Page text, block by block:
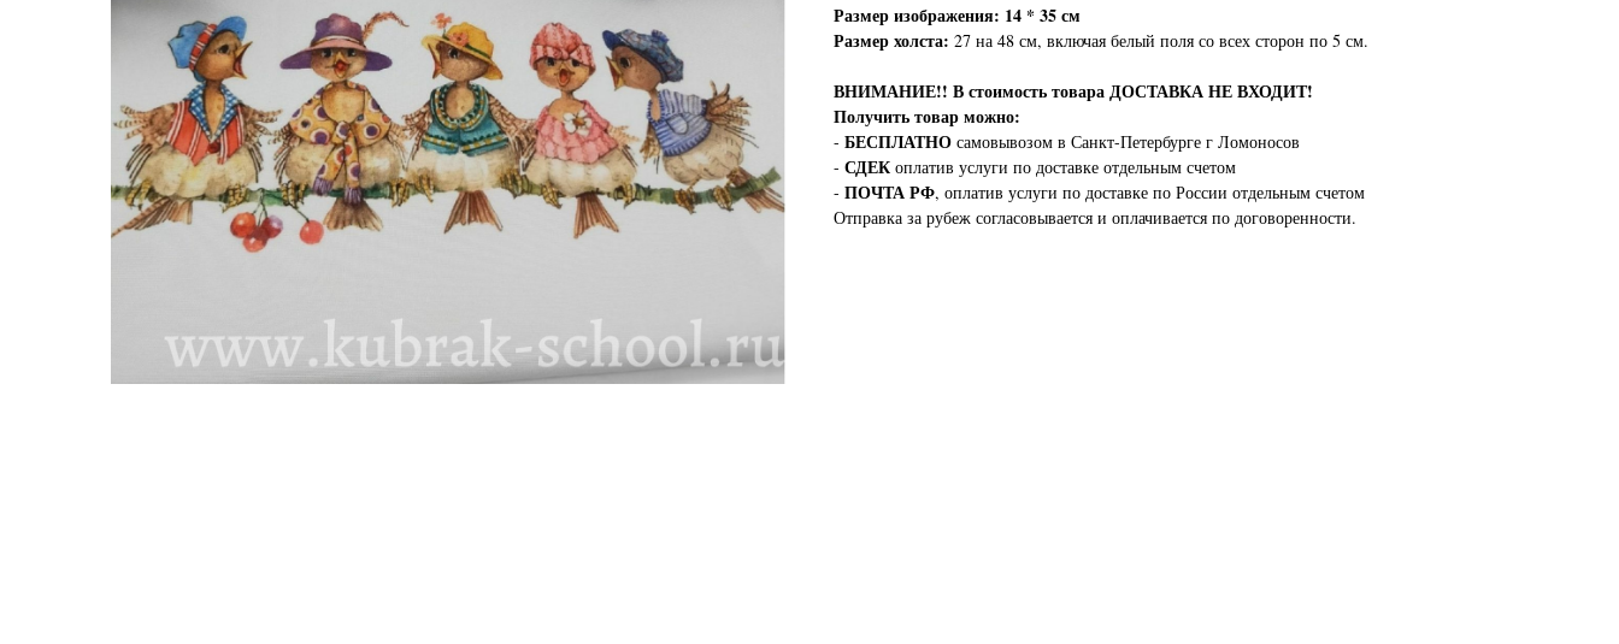
Размер изображения: 14 * 35 см
Размер холста: 27 на 48 см, включая белый поля со всех сторон по 5 см.
ВНИМАНИЕ!! В стоимость товара ДОСТАВКА НЕ ВХОДИТ!
Получить товар можно:
- БЕСПЛАТНО самовывозом в Санкт-Петербурге г Ломоносов
- СДЕК оплатив услуги по доставке отдельным счетом
- ПОЧТА РФ, оплатив услуги по доставке по России отдельным счетом
Отправка за рубеж согласовывается и оплачивается по договоренности.